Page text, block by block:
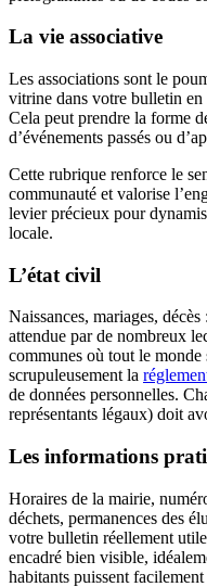
La vie associative
Les associations sont le
vitrine dans votre bulletin en
Cela peut prendre la forme
d’événements passés ou
Cette rubrique renforce le
communauté et valorise
levier précieux pour
locale.
L’état civil
Naissances, mariages,
attendue par de nombreux
communes où tout le
scrupuleusement la
de données personnelles.
représentants légaux) doit
Les informations
Horaires de la mairie,
déchets, permanences des
votre bulletin réellement
encadré bien visible,
habitants puissent